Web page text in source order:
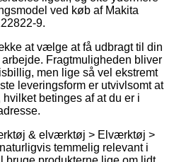
ved køb af Makita
9.
at vælge at få udbragt til din
Fragtmuligheden bliver
men lige så vel ekstremt
leveringsform er utvivlsomt at
betinges af at du er i
& elværktøj > Elværktøj >
temmelig relevant i